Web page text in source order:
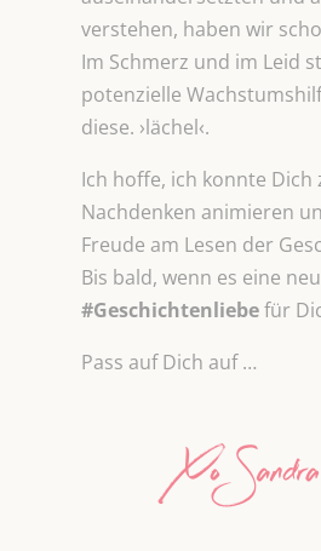
verstehen, haben wir
Im Schmerz und im Leid
potenzielle
diese. ›lächel‹.
Ich hoffe, ich konnte Dich
Nachdenken animieren
Freude am Lesen der
Bis bald, wenn es eine
#Geschichtenliebefür
Pass auf Dich auf …